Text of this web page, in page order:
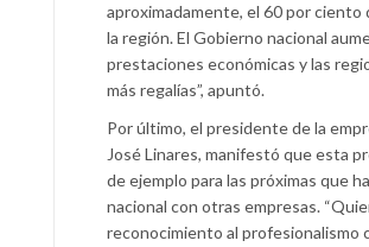
aproximadamente, el 60 por ciento
la región. El Gobierno nacional
prestaciones económicas y las
más regalías”, apuntó.
Por último, el presidente de la
José Linares, manifestó que esta
de ejemplo para las próximas que
nacional con otras empresas.
reconocimiento al profesionalismo